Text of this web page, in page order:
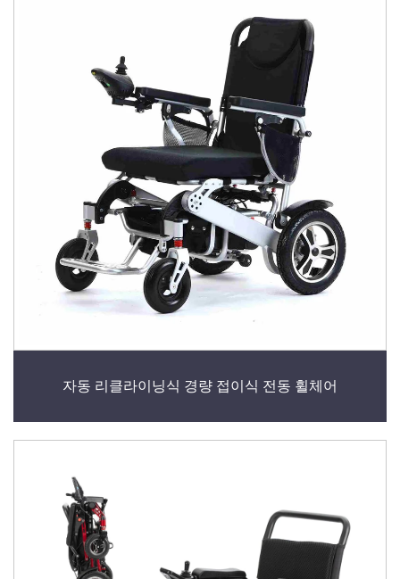
자동 리클라이닝식 경량 접이식 전동 휠체어